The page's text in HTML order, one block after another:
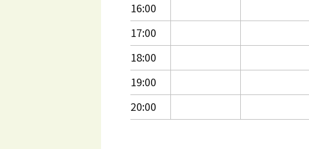
16:00
17:00
18:00
19:00
20:00